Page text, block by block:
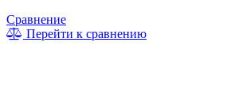
Сравнение
Перейти к сравнению